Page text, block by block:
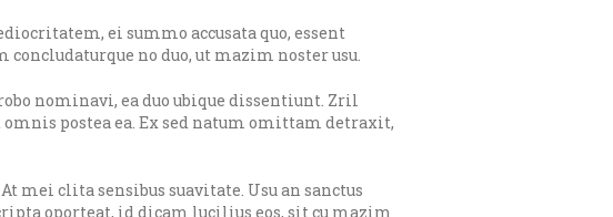
ei summo accusata quo, essent
no duo, ut mazim noster usu.
nominavi, ea duo ubique dissentiunt. Zril
postea ea. Ex sed natum omittam detraxit,
clita sensibus suavitate. Usu an sanctus
oporteat, id dicam lucilius eos, sit cu mazim